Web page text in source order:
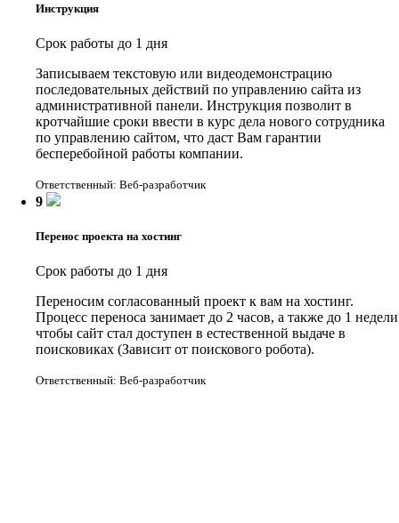
Инструкция
Срок работы до 1 дня
Записываем текстовую или видеодемонстрацию
последовательных действий по управлению сайта из
административной панели. Инструкция позволит в
кротчайшие сроки ввести в курс дела нового сотрудника
по управлению сайтом, что даст Вам гарантии
бесперебойной работы компании.
Ответственный: Веб-разработчик
9
Перенос проекта на хостинг
Срок работы до 1 дня
Переносим согласованный проект к вам на хостинг.
Процесс переноса занимает до 2 часов, а также до 1 недели
чтобы сайт стал доступен в естественной выдаче в
поисковиках (Зависит от поискового робота).
Ответственный: Веб-разработчик